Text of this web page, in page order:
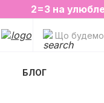
2=3 на
Що будемо
БЛОГ